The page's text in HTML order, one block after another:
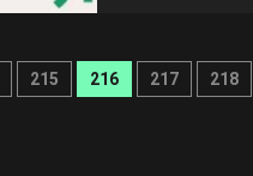
215 216 217 218